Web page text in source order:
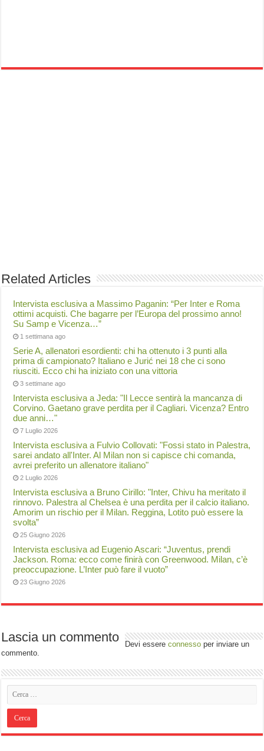
Related Articles
Intervista esclusiva a Massimo Paganin: “Per Inter e Roma
ottimi acquisti. Che bagarre per l’Europa del prossimo anno!
Su Samp e Vicenza…”
1 settimana ago
Serie A, allenatori esordienti: chi ha ottenuto i 3 punti alla
prima di campionato? Italiano e Jurić nei 18 che ci sono
riusciti. Ecco chi ha iniziato con una vittoria
3 settimane ago
Intervista esclusiva a Jeda: "Il Lecce sentirà la mancanza di
Corvino. Gaetano grave perdita per il Cagliari. Vicenza? Entro
due anni…"
7 Luglio 2026
Intervista esclusiva a Fulvio Collovati: "Fossi stato in Palestra,
sarei andato all'Inter. Al Milan non si capisce chi comanda,
avrei preferito un allenatore italiano"
2 Luglio 2026
Intervista esclusiva a Bruno Cirillo: "Inter, Chivu ha meritato il
rinnovo. Palestra al Chelsea è una perdita per il calcio italiano.
Amorim un rischio per il Milan. Reggina, Lotito può essere la
svolta”
25 Giugno 2026
Intervista esclusiva ad Eugenio Ascari: “Juventus, prendi
Jackson. Roma: ecco come finirà con Greenwood. Milan, c’è
preoccupazione. L’Inter può fare il vuoto”
23 Giugno 2026
Lascia un commento Devi essereconnesso per inviare un
commento.